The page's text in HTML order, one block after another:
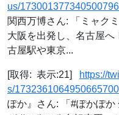
us/
関西万博さん: 「ミャク
大阪を出発し、名古屋へ
古屋駅や東京...
[取得: 表示:21]
https://
s/1732361064950665700
ぽか』さん: 「#ぽかぽ